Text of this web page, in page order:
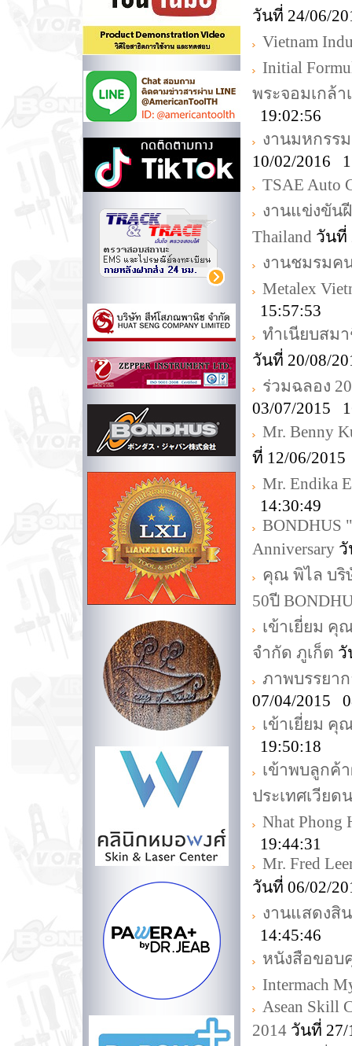
วันที่ 24/06/
Vietnam
Initial
พระจอมเกล้
19:02:56
งานมหกรร
10/02/2016
TSAE Auto
งานแข่งขัน
Thailand วันที่
งานชมรมค
Metalex
15:57:53
ทำเนียบสม
วันที่ 20/08/
ร่วมฉลอง
03/07/2015
Mr. Benny
ที่ 12/06/
Mr. Endika
14:30:49
BONDHUS
Anniversary วั
คุณ พิไล บริ
50ปี
เข้าเยี่ยม คุ
จำกัด ภูเก็ต วั
ภาพบรรยาก
07/04/2015
เข้าเยี่ยม คุ
19:50:18
เข้าพบลูกค้
ประเทศเวียด
Nhat Phong
19:44:31
Mr. Fred
วันที่ 06/02/
งานแสดงสิ
14:45:46
หนังสือขอ
Intermach
Asean Skill
2014 วันที่ 27/